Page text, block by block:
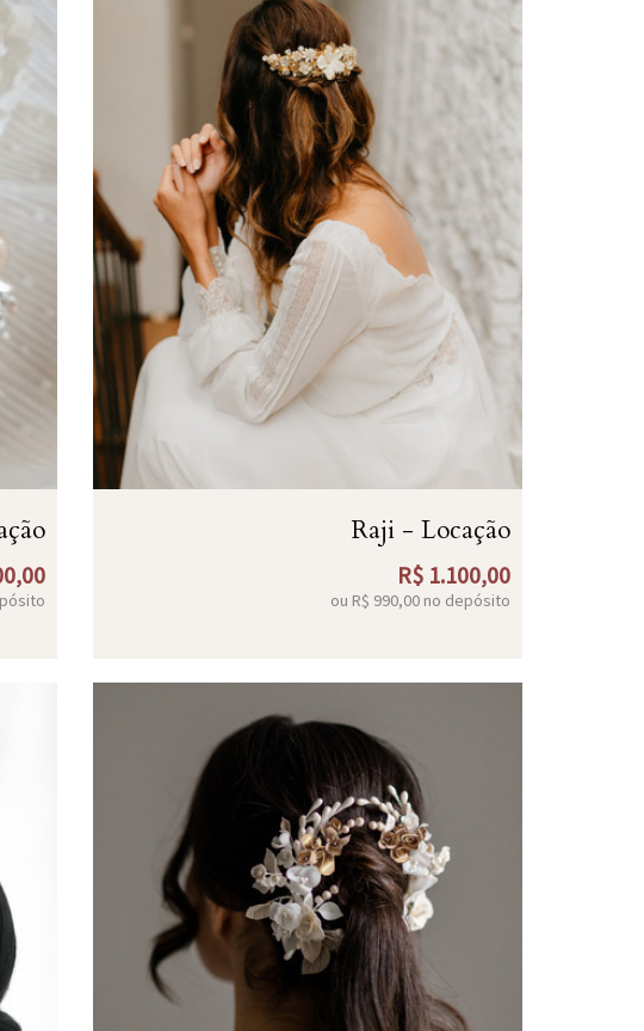
Raji - Locação
R$ 1.100,00
ou R$ 990,00 no depósito